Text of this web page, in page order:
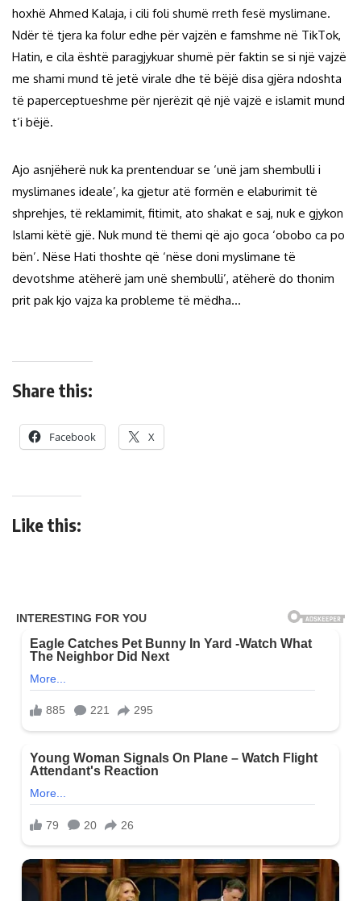
hoxhë Ahmed Kalaja, i cili foli shumë rreth fesë myslimane.
Ndër të tjera ka folur edhe për vajzën e famshme në TikTok,
Hatin, e cila është paragjykuar shumë për faktin se si një vajzë
me shami mund të jetë virale dhe të bëjë disa gjëra ndoshta
të paperceptueshme për njerëzit që një vajzë e islamit mund
t’i bëjë.
Ajo asnjëherë nuk ka prentenduar se ‘unë jam shembulli i
myslimanes ideale’, ka gjetur atë formën e elaburimit të
shprehjes, të reklamimit, fitimit, ato shakat e saj, nuk e gjykon
Islami këtë gjë. Nuk mund të themi që ajo goca ‘obobo ca po
bën’. Nëse Hati thoshte që ‘nëse doni myslimane të
devotshme atëherë jam unë shembulli’, atëherë do thonim
prit pak kjo vajza ka probleme të mëdha…
Share this:
Facebook X
Like this: